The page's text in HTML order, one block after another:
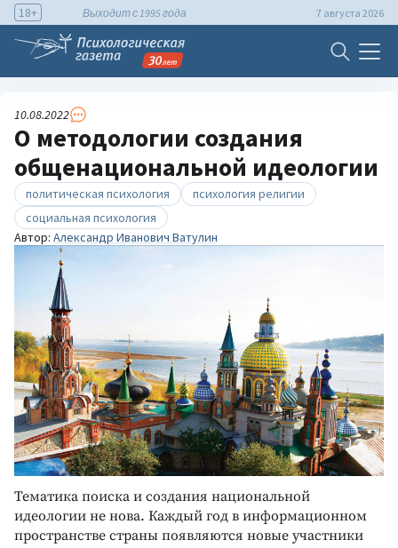
18+ Выходит с 1995 года 7 августа 2026
10.08.2022
О методологии создания
общенациональной идеологии
политическая психология
психология религии
социальная психология
Автор: Александр Иванович Ватулин
Тематика поиска и создания национальной
идеологии не нова. Каждый год в информационном
пространстве страны появляются новые участники